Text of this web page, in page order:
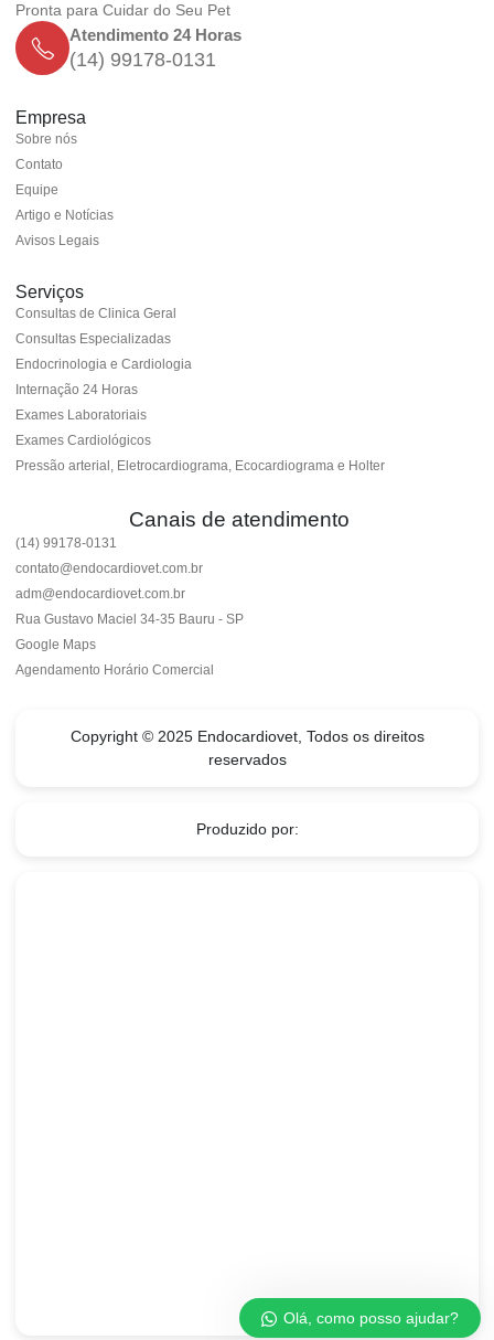
Pronta para Cuidar do Seu Pet
Atendimento 24 Horas
(14) 99178-0131
Empresa
Sobre nós
Contato
Equipe
Artigo e Notícias
Avisos Legais
Serviços
Consultas de Clinica Geral
Consultas Especializadas
Endocrinologia e Cardiologia
Internação 24 Horas
Exames Laboratoriais
Exames Cardiológicos
Pressão arterial, Eletrocardiograma, Ecocardiograma e Holter
Canais de atendimento
(14) 99178-0131
contato@endocardiovet.com.br
adm@endocardiovet.com.br
Rua Gustavo Maciel 34-35 Bauru - SP
Google Maps
Agendamento Horário Comercial
Copyright © 2025 Endocardiovet, Todos os direitos
reservados
Produzido por:
Olá, como posso ajudar?